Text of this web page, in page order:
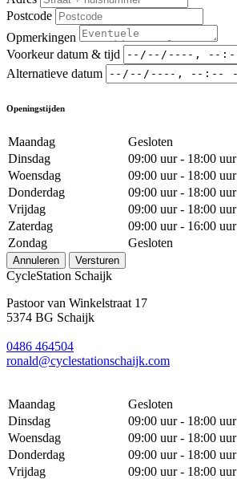
Postcode
Opmerkingen
Voorkeur datum & tijd
Alternatieve datum
Openingstijden
Maandag
Gesloten
Dinsdag
09:00 uur - 18:00 uur
Woensdag
09:00 uur - 18:00 uur
Donderdag
09:00 uur - 18:00 uur
Vrijdag
09:00 uur - 18:00 uur
Zaterdag
09:00 uur - 16:00 uur
Zondag
Gesloten
Annuleren Versturen
CycleStation Schaijk
Pastoor van Winkelstraat 17
5374 BG Schaijk
0486 464504
ronald@cyclestationschaijk.com
Maandag
Gesloten
Dinsdag
09:00 uur - 18:00 uur
Woensdag
09:00 uur - 18:00 uur
Donderdag
09:00 uur - 18:00 uur
Vrijdag
09:00 uur - 18:00 uur